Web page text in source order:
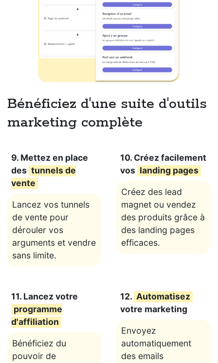
Bénéficiez d'une suite d'outils
marketing complète
9. Mettez en place
des tunnels de
vente
Lancez vos tunnels
de vente pour
dérouler vos
arguments et vendre
sans limite.
10. Créez facilement
vos landing pages
Créez des lead
magnet ou vendez
des produits grâce à
des landing pages
efficaces.
11. Lancez votre
programme
d'affiliation
Bénéficiez du
pouvoir de
12. Automatisez
votre marketing
Envoyez
automatiquement
des emails